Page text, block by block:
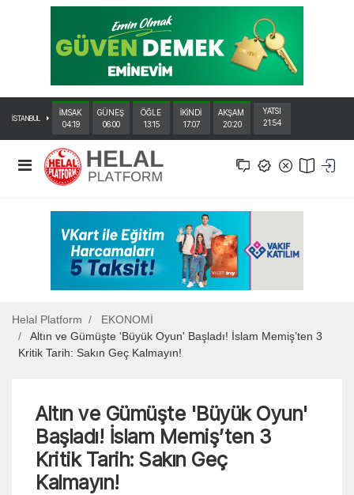
İSTANBUL
İMSAK
04:19
GÜNEŞ
06:00
ÖĞLE
13:15
İKİNDİ
17:07
AKŞAM
20:20
YATSI
21:54
Helal Platform
EKONOMİ
Altın ve Gümüşte 'Büyük Oyun' Başladı! İslam Memiş’ten 3
Kritik Tarih: Sakın Geç Kalmayın!
Altın ve Gümüşte 'Büyük Oyun'
Başladı! İslam Memiş’ten 3
Kritik Tarih: Sakın Geç
Kalmayın!